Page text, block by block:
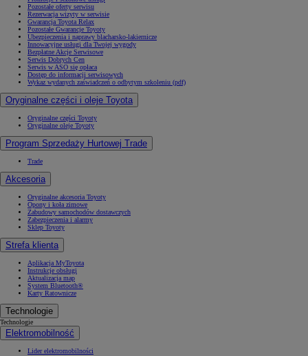
Pozostałe oferty serwisu
Rezerwacja wizyty w serwisie
Gwarancja Toyota Relax
Pozostałe Gwarancje Toyoty
Ubezpieczenia i naprawy blacharsko-lakiernicze
Innowacyjne usługi dla Twojej wygody
Bezpłatne Akcje Serwisowe
Serwis Dobrych Cen
Serwis w ASO się opłaca
Dostęp do informacji serwisowych
Wykaz wydanych zaświadczeń o odbytym szkoleniu (pdf)
Oryginalne części i oleje Toyota
Oryginalne części Toyoty
Oryginalne oleje Toyoty
Program Sprzedaży Hurtowej Trade
Trade
Akcesoria
Oryginalne akcesoria Toyoty
Opony i koła zimowe
Zabudowy samochodów dostawczych
Zabezpieczenia i alarmy
Sklep Toyoty
Strefa klienta
Aplikacja MyToyota
Instrukcje obsługi
Aktualizacja map
System Bluetooth®
Karty Ratownicze
Technologie
Technologie
Elektromobilność
Lider elektromobilności